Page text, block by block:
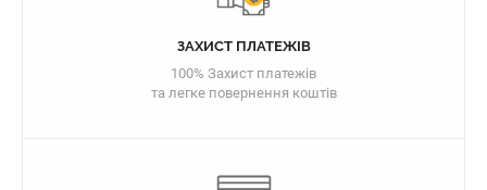
ЗАХИСТ ПЛАТЕЖІВ
100% Захист платежів
та легке повернення коштів